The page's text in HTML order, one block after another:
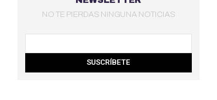
NO TE PIERDAS NINGUNA NOTICIAS
SUSCRÍBETE